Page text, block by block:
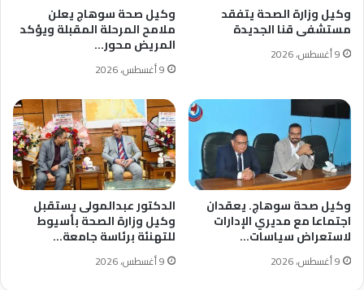
وكيل وزارة الصحة يتفقد
مستشفى قنا الجديدة
9 أغسطس، 2026
وكيل صحة سوهاج يعلن
ملامح المرحلة المقبلة ويؤكد
المريض محور…
9 أغسطس، 2026
وكيل صحة سوهاج. يعقدان
اجتماعا مع مديري الإدارات
لاستعراض سياسات…
9 أغسطس، 2026
الدكتور عبدالمولى يستقبل
وكيل وزارة الصحة بأسيوط
للتهنئة برئاسة جامعة…
9 أغسطس، 2026